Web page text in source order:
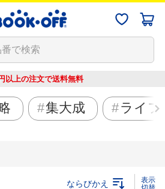
以上の注文で送料無料
集大成 ライ
ならびかえ